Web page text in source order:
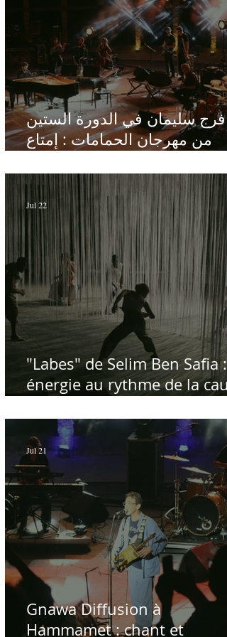
فرج سليمان في الدورة الستين
من مهرجان الحمامات : إمتاع
"Labes" de Selim Ben Safia :
énergie au rythme de la
Jul 22
Gnawa Diffusion à
Hammamet : chant et
Jul 21